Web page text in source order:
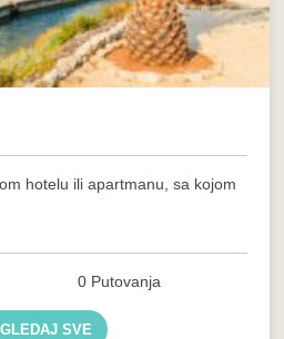
hotelu ili apartmanu, sa kojom
0 Putovanja
SVE